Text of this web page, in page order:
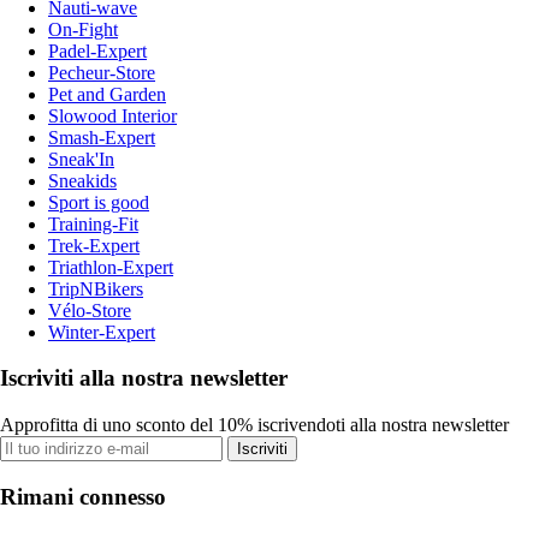
Nauti-wave
On-Fight
Padel-Expert
Pecheur-Store
Pet and Garden
Slowood Interior
Smash-Expert
Sneak'In
Sneakids
Sport is good
Training-Fit
Trek-Expert
Triathlon-Expert
TripNBikers
Vélo-Store
Winter-Expert
Iscriviti alla nostra newsletter
Approfitta di uno sconto del 10% iscrivendoti alla nostra newsletter
Iscriviti
Rimani connesso